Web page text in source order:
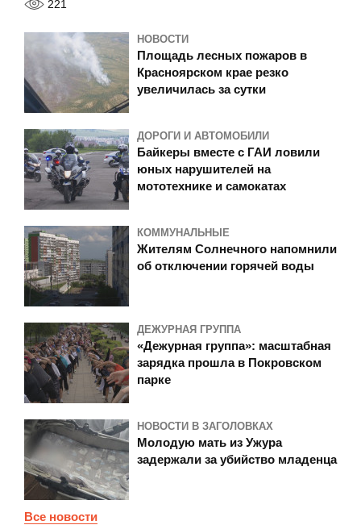
221
НОВОСТИ
Площадь лесных пожаров в
Красноярском крае резко
увеличилась за сутки
ДОРОГИ И АВТОМОБИЛИ
Байкеры вместе с ГАИ ловили
юных нарушителей на
мототехнике и самокатах
КОММУНАЛЬНЫЕ
Жителям Солнечного напомнили
об отключении горячей воды
ДЕЖУРНАЯ ГРУППА
«Дежурная группа»: масштабная
зарядка прошла в Покровском
парке
НОВОСТИ В ЗАГОЛОВКАХ
Молодую мать из Ужура
задержали за убийство младенца
Все новости